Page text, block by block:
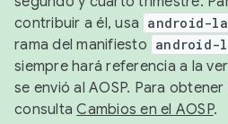
contribuir a él, usa android-
rama del manifiesto android-
siempre hará referencia a la
se envió al AOSP. Para
consultaCambios en el AOSP.